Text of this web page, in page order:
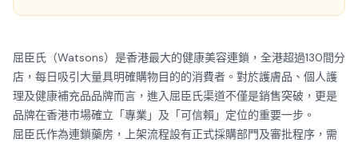
屈臣氏（Watsons）是香港最大的健康美容連鎖，全港超過130間分
店，每日吸引大量具明確購物目的的消費者。對於護膚品、個人護
理及健康補充品品牌而言，進入屈臣氏渠道不僅是銷售突破，更是
品牌在香港市場確立「專業」及「可信賴」定位的重要一步。
屈臣氏作為連鎖藥房，上架流程設有正式採購部門及審批程序，需